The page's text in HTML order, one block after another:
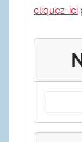
cliquez-ici